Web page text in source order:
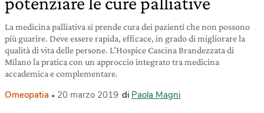
La medicina palliativa si prende cura dei pazienti che non possono
più guarire. Deve essere rapida, efficace, in grado di migliorare la
qualità di vita delle persone. L’Hospice Cascina Brandezzata di
Milano la pratica con un approccio integrato tra medicina
accademica e complementare.
Omeopatia 20 marzo 2019 di Paola Magni